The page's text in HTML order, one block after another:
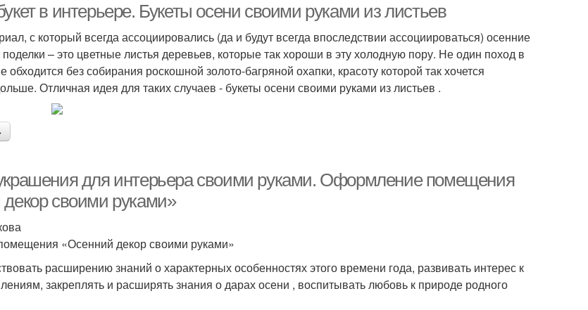
в интерьере. Букеты осени своими руками из листьев
с который всегда ассоциировались (да и будут всегда впоследствии ассоциироваться) осенние
– это цветные листья деревьев, которые так хороши в эту холодную пору. Не один поход в
обходится без собирания роскошной золото-багряной охапки, красоту которой так хочется
Отличная идея для таких случаев - букеты осени своими руками из листьев .
для интерьера своими руками. Оформление помещения
своими руками»
«Осенний декор своими руками»
расширению знаний о характерных особенностях этого времени года, развивать интерес к
закреплять и расширять знания о дарах осени , воспитывать любовь к природе родного